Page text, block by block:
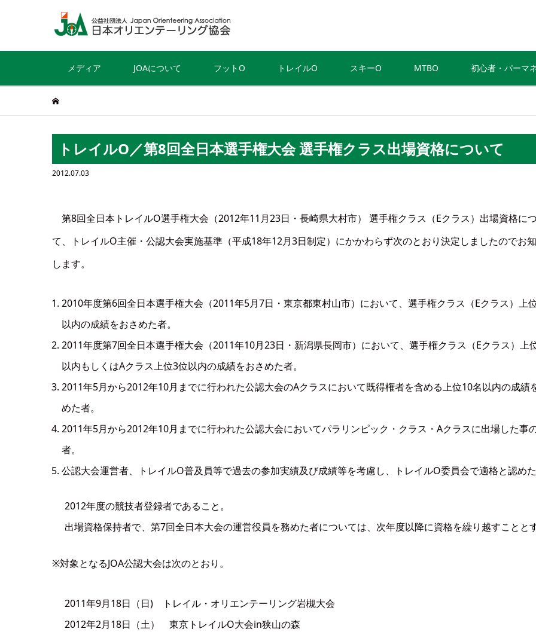
メディア JOAについて フットO トレイルO スキーO MTBO 初心者・パーマ
トレイルO／第8回全日本選手権大会 選手権クラス出場資格について
2012.07.03
第8回全日本トレイルO選手権大会（2012年11月23日・長崎県大村市） 選手権クラス（Eクラス）出場資格に
て、トレイルO主催・公認大会実施基準（平成18年12月3日制定）にかかわらず次のとおり決定しましたのでお
します。
2010年度第6回全日本選手権大会（2011年5月7日・東京都東村山市）において、選手権クラス（Eクラス）上
以内の成績をおさめた者。
2011年度第7回全日本選手権大会（2011年10月23日・新潟県長岡市）において、選手権クラス（Eクラス）上
以内もしくはAクラス上位3位以内の成績をおさめた者。
2011年5月から2012年10月までに行われた公認大会のAクラスにおいて既得権者を含める上位10名以内の成績
めた者。
2011年5月から2012年10月までに行われた公認大会においてパラリンピック・クラス・Aクラスに出場した事
者。
公認大会運営者、トレイルO普及員等で過去の参加実績及び成績等を考慮し、トレイルO委員会で適格と認めた
2012年度の競技者登録者であること。
出場資格保持者で、第7回全日本大会の運営役員を務めた者については、次年度以降に資格を繰り越すこととす
※対象となるJOA公認大会は次のとおり。
2011年9月18日（日) トレイル・オリエンテーリング岩槻大会
2012年2月18日（土） 東京トレイルO大会in狭山の森